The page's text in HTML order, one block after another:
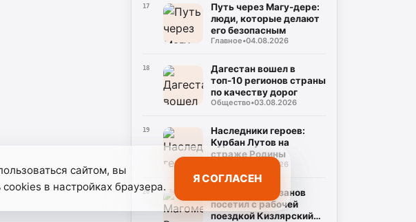
17
Путь через Магу-дере:
люди, которые делают
его безопасным
Главное•04.08.2026
18
Дагестан вошел в
топ-10 регионов страны
по качеству дорог
Общество•03.08.2026
19
Наследники героев:
Курбан Лутов на
страже Родины
02.08.2026
20
Магомед Рамазанов
посетил с рабочей
поездкой Кизлярский
сайтом, вы
в настройках браузера.
Я СОГЛАСЕН